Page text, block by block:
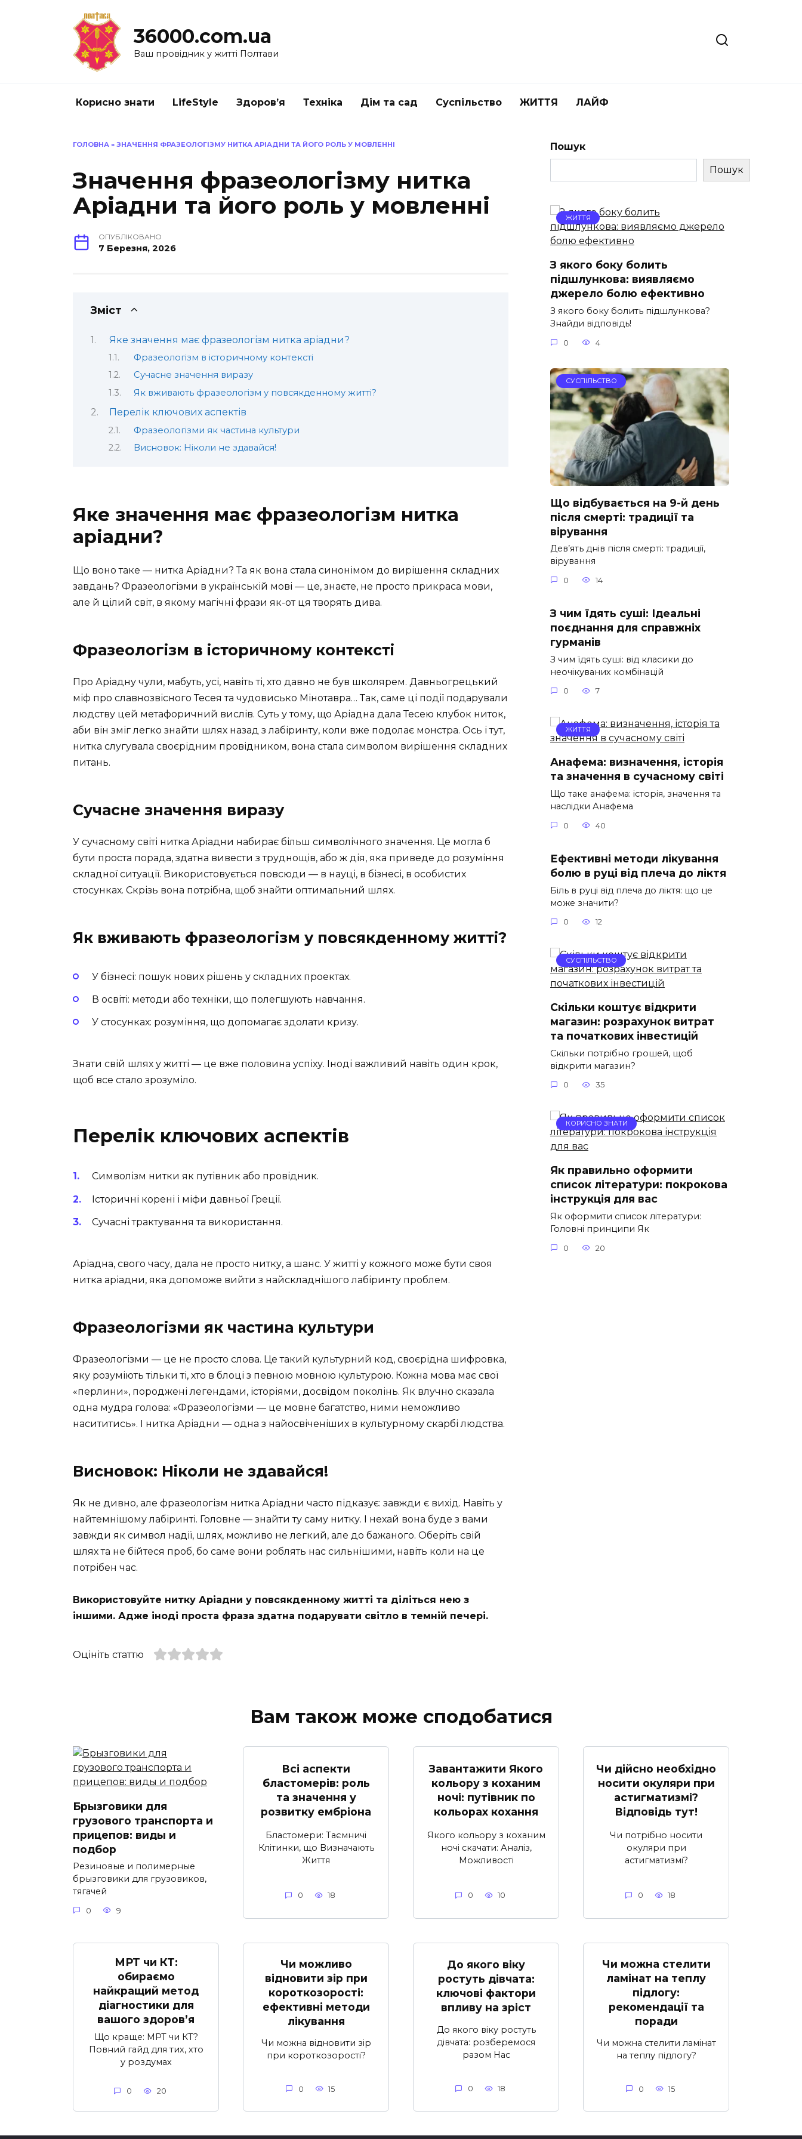
36000.com.ua
Ваш провідник у житті Полтави
Корисно знати LifeStyle Здоров’я Техніка Дім та сад Суспільство ЖИТТЯ ЛАЙФ
ГОЛОВНА » ЗНАЧЕННЯ ФРАЗЕОЛОГІЗМУ НИТКА АРІАДНИ ТА ЙОГО РОЛЬ У МОВЛЕННІ
Значення фразеологізму нитка
Аріадни та його роль у мовленні
ОПУБЛІКОВАНО
7 Березня, 2026
Зміст
Яке значення має фразеологізм нитка аріадни?
Фразеологізм в історичному контексті
Сучасне значення виразу
Як вживають фразеологізм у повсякденному житті?
Перелік ключових аспектів
Фразеологізми як частина культури
Висновок: Ніколи не здавайся!
Яке значення має фразеологізм нитка
аріадни?
Що воно таке — нитка Аріадни? Та як вона стала синонімом до вирішення складних
завдань? Фразеологізми в українській мові — це, знаєте, не просто прикраса мови,
але й цілий світ, в якому магічні фрази як-от ця творять дива.
Фразеологізм в історичному контексті
Про Аріадну чули, мабуть, усі, навіть ті, хто давно не був школярем. Давньогрецький
міф про славнозвісного Тесея та чудовисько Мінотавра… Так, саме ці події подарували
людству цей метафоричний вислів. Суть у тому, що Аріадна дала Тесею клубок ниток,
аби він зміг легко знайти шлях назад з лабіринту, коли вже подолає монстра. Ось і тут,
нитка слугувала своєрідним провідником, вона стала символом вирішення складних
питань.
Сучасне значення виразу
У сучасному світі нитка Аріадни набирає більш символічного значення. Це могла б
бути проста порада, здатна вивести з труднощів, або ж дія, яка приведе до розуміння
складної ситуації. Використовується повсюди — в науці, в бізнесі, в особистих
стосунках. Скрізь вона потрібна, щоб знайти оптимальний шлях.
Як вживають фразеологізм у повсякденному житті?
У бізнесі: пошук нових рішень у складних проектах.
В освіті: методи або техніки, що полегшують навчання.
У стосунках: розуміння, що допомагає здолати кризу.
Знати свій шлях у житті — це вже половина успіху. Іноді важливий навіть один крок,
щоб все стало зрозуміло.
Перелік ключових аспектів
Символізм нитки як путівник або провідник.
Історичні корені і міфи давньої Греції.
Сучасні трактування та використання.
Аріадна, свого часу, дала не просто нитку, а шанс. У житті у кожного може бути своя
нитка аріадни, яка допоможе вийти з найскладнішого лабіринту проблем.
Фразеологізми як частина культури
Фразеологізми — це не просто слова. Це такий культурний код, своєрідна шифровка,
яку розуміють тільки ті, хто в блоці з певною мовною культурою. Кожна мова має свої
«перлини», породжені легендами, історіями, досвідом поколінь. Як влучно сказала
одна мудра голова: «Фразеологізми — це мовне багатство, ними неможливо
насититись». І нитка Аріадни — одна з найосвіченіших в культурному скарбі людства.
Висновок: Ніколи не здавайся!
Як не дивно, але фразеологізм нитка Аріадни часто підказує: завжди є вихід. Навіть у
найтемнішому лабіринті. Головне — знайти ту саму нитку. І нехай вона буде з вами
завжди як символ надії, шлях, можливо не легкий, але до бажаного. Оберіть свій
шлях та не бійтеся проб, бо саме вони роблять нас сильнішими, навіть коли на це
потрібен час.
Використовуйте нитку Аріадни у повсякденному житті та діліться нею з
іншими. Адже іноді проста фраза здатна подарувати світло в темній печері.
Оцініть статтю
Пошук
Пошук
ЖИТТЯ
З якого боку болить
підшлункова: виявляємо
джерело болю ефективно
З якого боку болить підшлункова?
Знайди відповідь!
0 4
СУСПІЛЬСТВО
Що відбувається на 9-й день
після смерті: традиції та
вірування
Дев’ять днів після смерті: традиції,
вірування
0 14
З чим їдять суші: Ідеальні
поєднання для справжніх
гурманів
З чим їдять суші: від класики до
неочікуваних комбінацій
0 7
ЖИТТЯ
Анафема: визначення, історія
та значення в сучасному світі
Що таке анафема: історія, значення та
наслідки Анафема
0 40
Ефективні методи лікування
болю в руці від плеча до ліктя
Біль в руці від плеча до ліктя: що це
може значити?
0 12
СУСПІЛЬСТВО
Скільки коштує відкрити
магазин: розрахунок витрат
та початкових інвестицій
Скільки потрібно грошей, щоб
відкрити магазин?
0 35
КОРИСНО ЗНАТИ
Як правильно оформити
список літератури: покрокова
інструкція для вас
Як оформити список літератури:
Головні принципи Як
0 20
Вам також може сподобатися
Брызговики для
грузового транспорта и
прицепов: виды и
подбор
Резиновые и полимерные
брызговики для грузовиков,
тягачей
0 9
Всі аспекти
бластомерів: роль
та значення у
розвитку ембріона
Бластомери: Таємничі
Клітинки, що Визначають
Життя
0 18
Завантажити Якого
кольору з коханим
ночі: путівник по
кольорах кохання
Якого кольору з коханим
ночі скачати: Аналіз,
Можливості
0 10
Чи дійсно необхідно
носити окуляри при
астигматизмі?
Відповідь тут!
Чи потрібно носити
окуляри при
астигматизмі?
0 18
МРТ чи КТ:
обираємо
найкращий метод
діагностики для
вашого здоров’я
Що краще: МРТ чи КТ?
Повний гайд для тих, хто
у роздумах
0 20
Чи можливо
відновити зір при
короткозорості:
ефективні методи
лікування
Чи можна відновити зір
при короткозорості?
0 15
До якого віку
ростуть дівчата:
ключові фактори
впливу на зріст
До якого віку ростуть
дівчата: розберемося
разом Нас
0 18
Чи можна стелити
ламінат на теплу
підлогу:
рекомендації та
поради
Чи можна стелити ламінат
на теплу підлогу?
0 15